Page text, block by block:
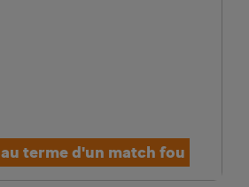
terme d'un match fou